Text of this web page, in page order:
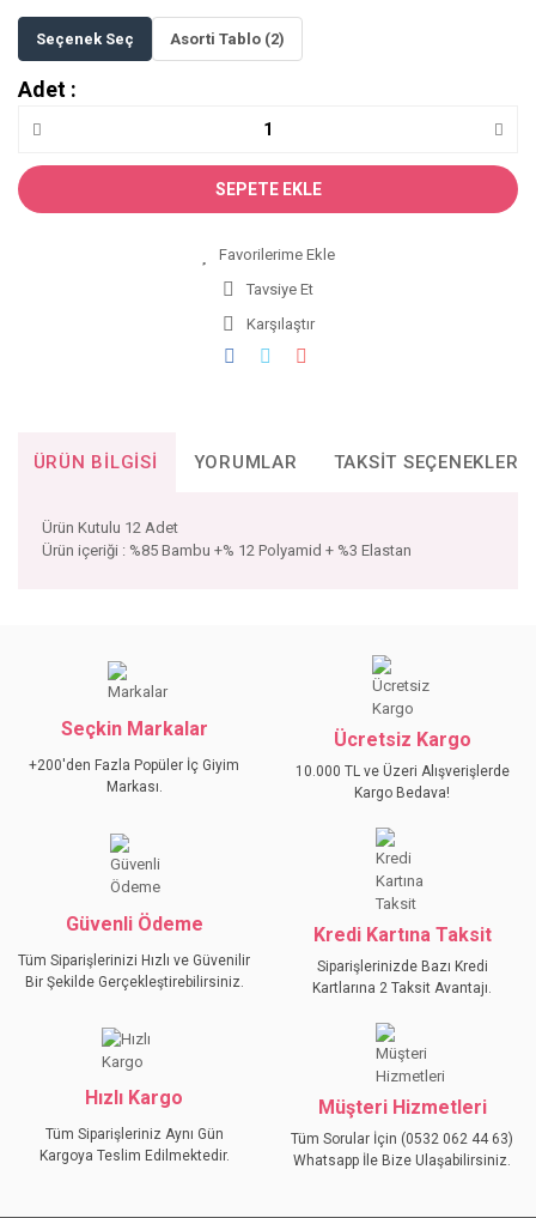
Seçenek Seç Asorti Tablo (2)
Adet :
SEPETE EKLE
Tavsiye Et
Karşılaştır
ÜRÜN BILGISI YORUMLAR TAKSIT SEÇENEKLERI
Ürün Kutulu 12 Adet
Ürün içeriği : %85 Bambu +% 12 Polyamid + %3 Elastan
kullanarak tarafımıza iletebilirsiniz.
Görüş ve önerileriniz için teşekkür ederiz.
Ürün açıklamasında eksik bilgiler bulunuyor.
Ürün fiyatı diğer sitelerden daha pahalı.
Bu ürüne benzer farklı alternatifler olmalı.
Seçkin Markalar
+200'den Fazla Popüler İç Giyim
Markası.
Ücretsiz Kargo
10.000 TL ve Üzeri Alışverişlerde
Kargo Bedava!
Güvenli Ödeme
Tüm Siparişlerinizi Hızlı ve Güvenilir
Bir Şekilde Gerçekleştirebilirsiniz.
Kredi Kartına Taksit
Siparişlerinizde Bazı Kredi
Kartlarına 2 Taksit Avantajı.
Hızlı Kargo
Tüm Siparişleriniz Aynı Gün
Kargoya Teslim Edilmektedir.
Müşteri Hizmetleri
Tüm Sorular İçin (0532 062 44 63)
Whatsapp İle Bize Ulaşabilirsiniz.